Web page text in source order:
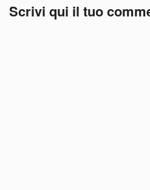
Scrivi qui il tuo